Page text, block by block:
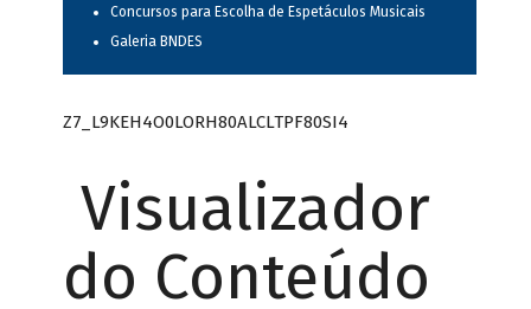
Concursos para Escolha de Espetáculos Musicais
Galeria BNDES
Z7_L9KEH4O0LORH80ALCLTPF80SI4
Visualizador
do Conteúdo